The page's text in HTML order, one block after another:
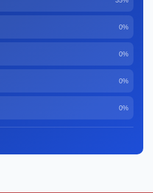
0%
0%
0%
0%